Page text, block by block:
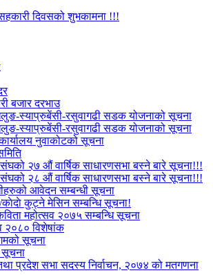
दिवसको शुभकामना !!!
बजार दरभाउ
स्याप्रुबेंसी-रसुवागढी सडक योजनाको सूचना
स्याप्रुबेंसी-रसुवागढी सडक योजनाको सूचना
नुवाकोटको सूचना
२७ औं वार्षिक साधारणसभा बस्ने बारे सूचना!!!
२८ औं वार्षिक साधारणसभा बस्ने बारे सूचना!!!
आवेदन सम्बन्धी सूचना
काेदाे कुट्ने मेसिन सम्बन्धि सूचना!
महोत्सव २०७५ सम्बन्धि सूचना
२०८० विशेषांक
सूचना
सूचना
प्रदेश सभा सदस्य निर्वाचन, २०७४ को मतगणना